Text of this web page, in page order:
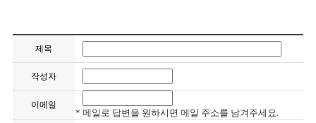
제목
작성자
이메일
* 메일로 답변을 원하시면 메일 주소를 남겨주세요.